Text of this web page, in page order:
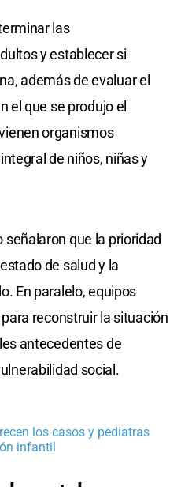
las
y establecer si
además de evaluar el
el que se produjo el
organismos
de niños, niñas y
que la prioridad
de salud y la
En paralelo, equipos
reconstruir la situación
antecedentes de
social.
los casos y pediatras
infantil